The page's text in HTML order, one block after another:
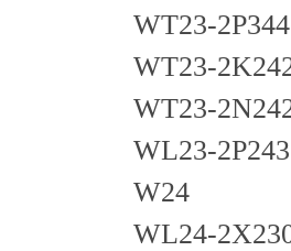
WT23-
WT23-
WT23-
WL23-
W24
WL24-